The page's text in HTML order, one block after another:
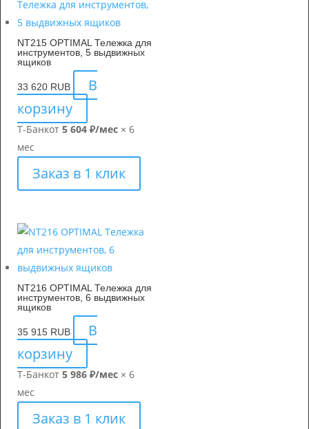
NT215 OPTIMAL Тележка для
инструментов, 5 выдвижных
ящиков
33 620 RUB
В
корзину
Т-Банкот 5 604 ₽/мес × 6
мес
Заказ в 1 клик
NT216 OPTIMAL Тележка для
инструментов, 6 выдвижных
ящиков
35 915 RUB
В
корзину
Т-Банкот 5 986 ₽/мес × 6
мес
Заказ в 1 клик